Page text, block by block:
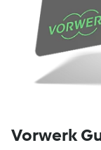
Vorwerk